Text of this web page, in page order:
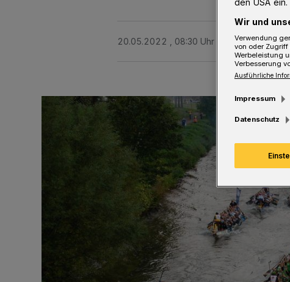
20.05.2022 , 08:30 Uhr 2 Minuten
den USA ein.
Wir und
Verwendung
von oder
Werbeleistung
Verbesserung
Ausführliche
Impressum
Datenschutz